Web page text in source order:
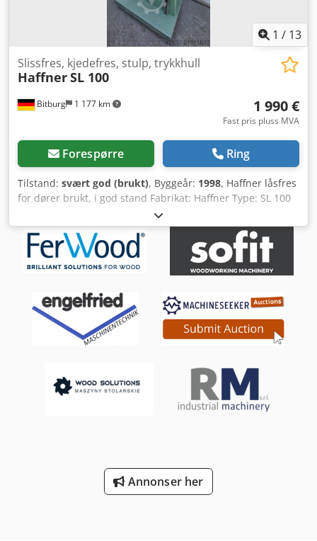
1 / 13
Bitburg 1 177 km
Slissfres, kjedefres, stulp, trykkhull
HaffnerSL 100
1 990 €
Fast pris pluss MVA
Forespørre Ring
Tilstand: svært god (brukt), Byggeår: 1998, Haffner låsfres
for dører brukt, i god stand Fabrikat: Haffner Type: SL 100
Maskinnr.: 5372 Dcjdpfx Asyuty Sob Njk Søylemaskin
Kjedeutstyr Dørstøtte Emnestøtte Drillerhullmotor
Stulpmotor Smøreapparat Avsugstilkobling Ø 80/100 mm
Plassbehov ca. 1200 mm x 700 mm x 2000 mm Vekt ca. 300
kg Lagersted 54634 Bitburg Overleveres i eksisterende
Annonser her